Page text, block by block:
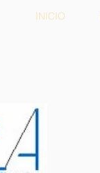
INICIO